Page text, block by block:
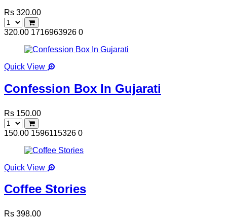
Rs 320.00
320.00 1716963926 0
Quick View
Confession Box In Gujarati
Rs 150.00
150.00 1596115326 0
Quick View
Coffee Stories
Rs 398.00